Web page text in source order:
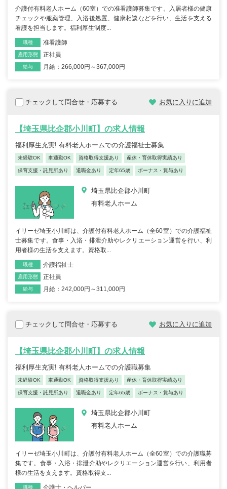
介護付有料老人ホーム（60室）での准看護師募集です。入居者様の健康
チェックや服薬管理、入浴後処置、健康相談などを行い、生活を支える
看護を担当します。福利厚生制度...
職種 准看護師
雇用形態 正社員
給与 月給：266,000円～367,000円
チェックして問合せ・応募する お気に入りに追加
【埼玉県比企郡小川町】の求人情報
福利厚生充実! 有料老人ホームでの介護福祉士募集
未経験OK 車通勤OK 資格取得支援あり 産休・育休取得実績あり
保育支援・託児所あり 退職金あり 定年65歳 ボーナス・賞与あり
埼玉県比企郡小川町
有料老人ホーム
イリーゼ埼玉小川町は、介護付有料老人ホーム（全60室）での介護福祉
士募集です。食事・入浴・排泄介助やレクリエーション運営を行い、利
用者様の生活を支えます。資格取...
職種 介護福祉士
雇用形態 正社員
給与 月給：242,000円～311,000円
チェックして問合せ・応募する お気に入りに追加
【埼玉県比企郡小川町】の求人情報
福利厚生充実! 有料老人ホームでの介護職募集
未経験OK 車通勤OK 資格取得支援あり 産休・育休取得実績あり
保育支援・託児所あり 退職金あり 定年65歳 ボーナス・賞与あり
埼玉県比企郡小川町
有料老人ホーム
イリーゼ埼玉小川町は、介護付有料老人ホーム（全60室）での介護職募
集です。食事・入浴・排泄介助やレクリエーション運営を行い、利用者
様の生活を支えます。資格取得支...
職種 介護士・ヘルパー